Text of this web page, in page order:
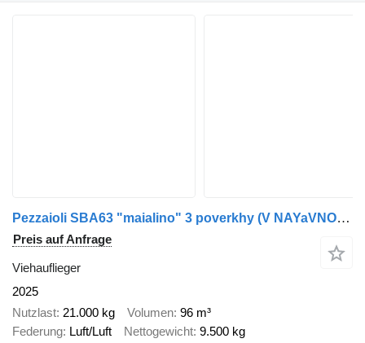
Pezzaioli SBA63 "maialino" 3 poverkhy (V NAYaVNOSTI v Ukraini))
Preis auf Anfrage
Viehauflieger
2025
Nutzlast 21.000 kg Volumen 96 m³
Federung Luft/Luft Nettogewicht 9.500 kg